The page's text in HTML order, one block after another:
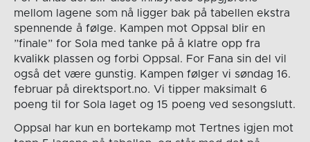
mellom lagene som nå ligger bak på tabellen ekstra
spennende å følge. Kampen mot Oppsal blir en
”finale” for Sola med tanke på å klatre opp fra
kvalikk plassen og forbi Oppsal. For Fana sin del vil
også det være gunstig. Kampen følger vi søndag 16.
februar på direktsport.no. Vi tipper maksimalt 6
poeng til for Sola laget og 15 poeng ved sesongslutt.
Oppsal har kun en bortekamp mot Tertnes igjen mot